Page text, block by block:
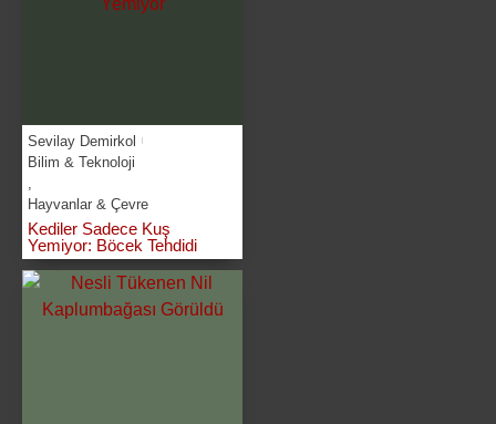
Sevilay Demirkol
Bilim & Teknoloji
Hayvanlar & Çevre
Kediler Sadece Kuş
Yemiyor: Böcek Tehdidi